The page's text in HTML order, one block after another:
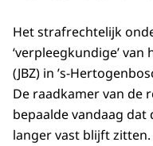
Het strafrechtelijk
‘verpleegkundige’ van
(JBZ) in ’s-
De raadkamer van de
bepaalde vandaag dat
langer vast blijft zitten.